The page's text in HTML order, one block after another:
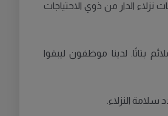
الدار من ذوي الاحتياجات
بتاتًا. لدينا موظفون ليبقوا